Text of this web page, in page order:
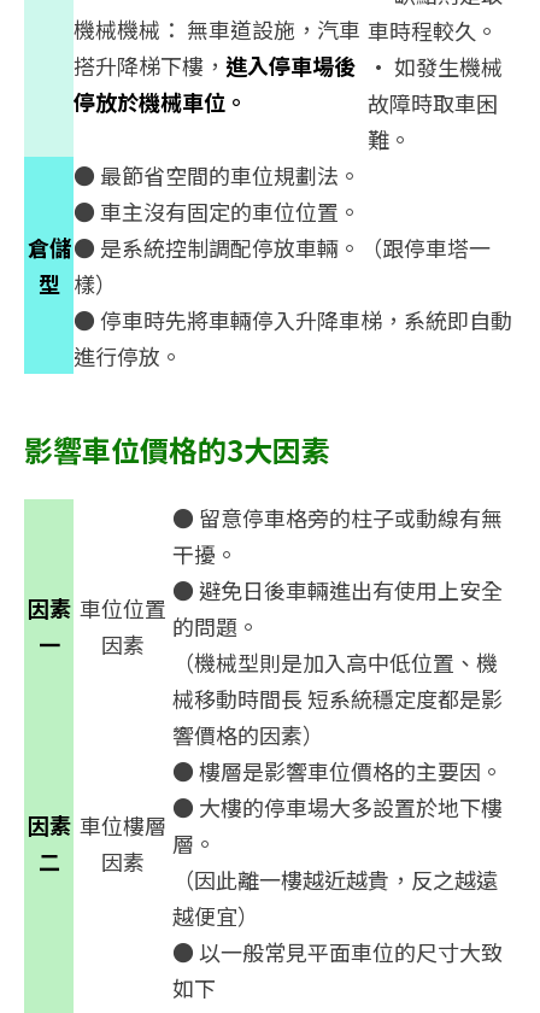
車時程較久。
• 如發生機械
故障時取車困
難。
機械機械： 無車道設施，汽車
搭升降梯下樓， 進入停車場後
停放於機械車位。
倉儲
型
● 最節省空間的車位規劃法。
● 車主沒有固定的車位位置。
● 是系統控制調配停放車輛。（跟停車塔一
樣）
● 停車時先將車輛停入升降車梯，系統即自動
進行停放。
影響車位價格的3大因素
因素
一
車位位置
因素
● 留意停車格旁的柱子或動線有無
干擾。
● 避免日後車輛進出有使用上安全
的問題。
（機械型則是加入高中低位置、機
械移動時間長 短系統穩定度都是影
響價格的因素）
因素
二
車位樓層
因素
● 樓層是影響車位價格的主要因。
● 大樓的停車場大多設置於地下樓
層。
（因此離一樓越近越貴，反之越遠
越便宜）
● 以一般常見平面車位的尺寸大致
如下